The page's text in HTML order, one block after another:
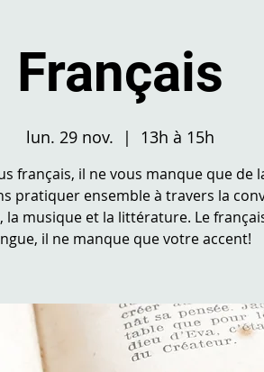
Français
lun. 29 nov.
  |
13h à 15h
français, il ne vous manque que de
pratiquer ensemble à travers la
la musique et la littérature. Le
il ne manque que votre accent!